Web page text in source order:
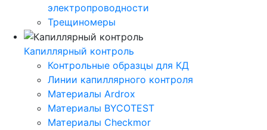
электропроводности
Трещиномеры
Капиллярный контроль
Контрольные образцы для КД
Линии капиллярного контроля
Материалы Ardrox
Материалы BYCOTEST
Материалы Checkmor